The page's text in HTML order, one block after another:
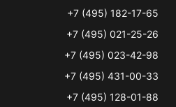
+7 (495) 182-17-65
+7 (495) 021-25-26
+7 (495) 023-42-98
+7 (495) 431-00-33
+7 (495) 128-01-88